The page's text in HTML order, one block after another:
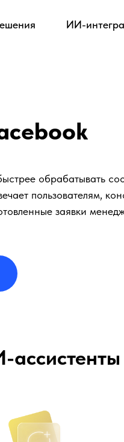
ИИ-
обрабатывать
пользователям,
заявки